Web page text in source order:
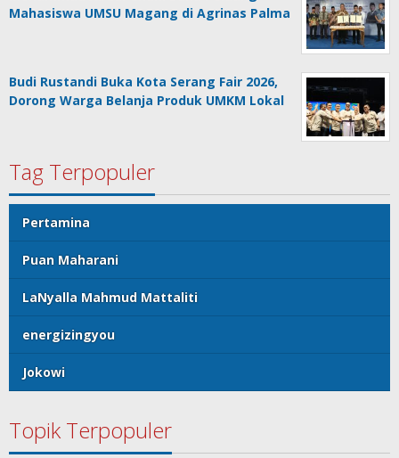
Mahasiswa UMSU Magang di Agrinas Palma
Budi Rustandi Buka Kota Serang Fair 2026,
Dorong Warga Belanja Produk UMKM Lokal
Tag Terpopuler
Pertamina
Puan Maharani
LaNyalla Mahmud Mattaliti
energizingyou
Jokowi
Topik Terpopuler